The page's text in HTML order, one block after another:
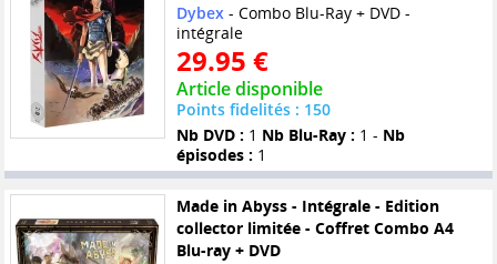
Dybex- Combo Blu-Ray + DVD -
intégrale
29.95 €
Article disponible
Points fidelités : 150
Nb DVD : 1 Nb Blu-Ray : 1 - Nb
épisodes : 1
Made in Abyss - Intégrale - Edition
collector limitée - Coffret Combo A4
Blu-ray + DVD